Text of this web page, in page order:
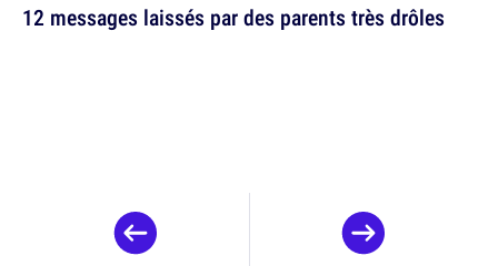
12 messages laissés par des parents très drôles